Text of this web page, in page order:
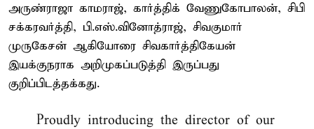
அருண்ராஜா காமராஜ், கார்த்திக் வேணுகோபாலன், சிபி
சக்கரவர்த்தி, பி.எஸ்.வினோத்ராஜ், சிவகுமார்
முருகேசன் ஆகியோரை சிவகார்த்திகேயன்
இயக்குநராக அறிமுகப்படுத்தி இருப்பது
குறிப்பிடத்தக்கது.
Proudly introducing the director of our